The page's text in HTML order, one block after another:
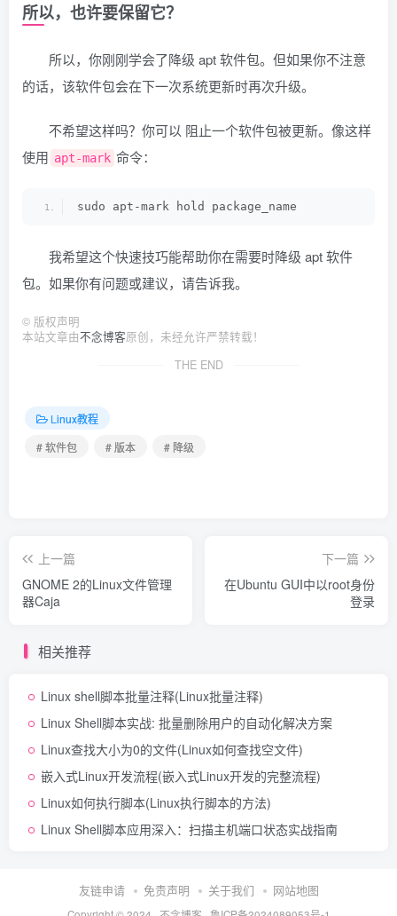
所以，也许要保留它？
所以，你刚刚学会了降级 apt 软件包。但如果你不注意
的话，该软件包会在下一次系统更新时再次升级。
不希望这样吗？你可以 阻止一个软件包被更新。像这样
使用 apt-mark 命令：
sudo apt-mark hold package_name
我希望这个快速技巧能帮助你在需要时降级 apt 软件
包。如果你有问题或建议，请告诉我。
© 版权声明
本站文章由不念博客原创，未经允许严禁转载！
THE END
Linux教程
# 软件包
# 版本 # 降级
上一篇
GNOME 2的Linux文件管理
器Caja
下一篇
在Ubuntu GUI中以root身份
登录
相关推荐
Linux shell脚本批量注释(Linux批量注释)
Linux Shell脚本实战: 批量删除用户的自动化解决方案
Linux查找大小为0的文件(Linux如何查找空文件)
嵌入式Linux开发流程(嵌入式Linux开发的完整流程)
Linux如何执行脚本(Linux执行脚本的方法)
Linux Shell脚本应用深入：扫描主机端口状态实战指南
友链申请 免责声明 关于我们 网站地图